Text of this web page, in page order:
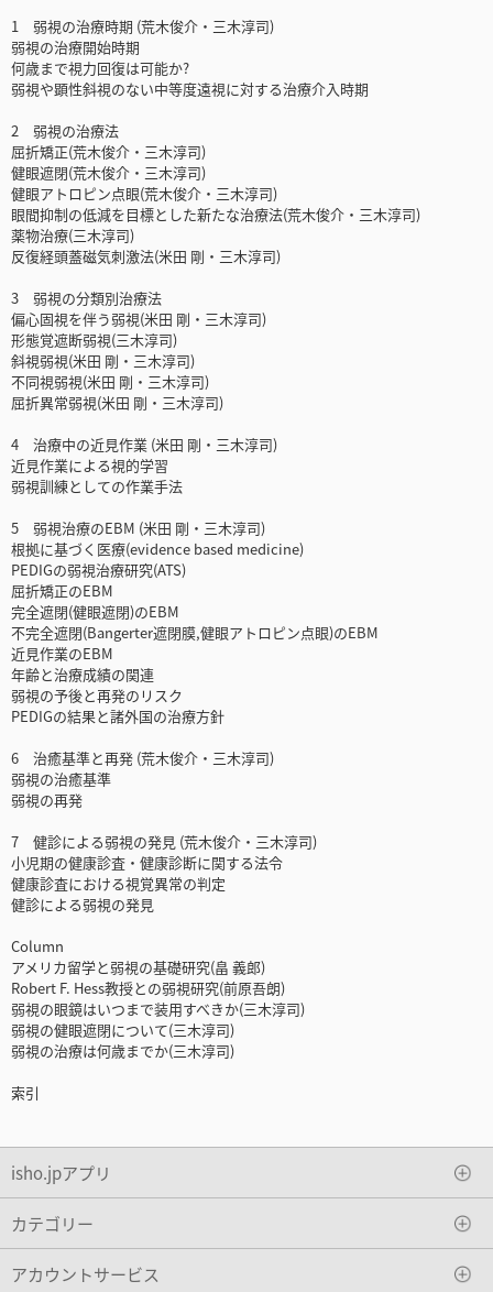
1 弱視の治療時期 (荒木俊介・三木淳司)
弱視の治療開始時期
何歳まで視力回復は可能か?
弱視や顕性斜視のない中等度遠視に対する治療介入時期
2 弱視の治療法
屈折矯正(荒木俊介・三木淳司)
健眼遮閉(荒木俊介・三木淳司)
健眼アトロピン点眼(荒木俊介・三木淳司)
眼間抑制の低減を目標とした新たな治療法(荒木俊介・三木淳司)
薬物治療(三木淳司)
反復経頭蓋磁気刺激法(米田 剛・三木淳司)
3 弱視の分類別治療法
偏心固視を伴う弱視(米田 剛・三木淳司)
形態覚遮断弱視(三木淳司)
斜視弱視(米田 剛・三木淳司)
不同視弱視(米田 剛・三木淳司)
屈折異常弱視(米田 剛・三木淳司)
4 治療中の近見作業 (米田 剛・三木淳司)
近見作業による視的学習
弱視訓練としての作業手法
5 弱視治療のEBM (米田 剛・三木淳司)
根拠に基づく医療(evidence based medicine)
PEDIGの弱視治療研究(ATS)
屈折矯正のEBM
完全遮閉(健眼遮閉)のEBM
不完全遮閉(Bangerter遮閉膜,健眼アトロピン点眼)のEBM
近見作業のEBM
年齢と治療成績の関連
弱視の予後と再発のリスク
PEDIGの結果と諸外国の治療方針
6 治癒基準と再発 (荒木俊介・三木淳司)
弱視の治癒基準
弱視の再発
7 健診による弱視の発見 (荒木俊介・三木淳司)
小児期の健康診査・健康診断に関する法令
健康診査における視覚異常の判定
健診による弱視の発見
Column
アメリカ留学と弱視の基礎研究(畠 義郎)
Robert F. Hess教授との弱視研究(前原吾朗)
弱視の眼鏡はいつまで装用すべきか(三木淳司)
弱視の健眼遮閉について(三木淳司)
弱視の治療は何歳までか(三木淳司)
索引
isho.jpアプリ
カテゴリー
アカウントサービス